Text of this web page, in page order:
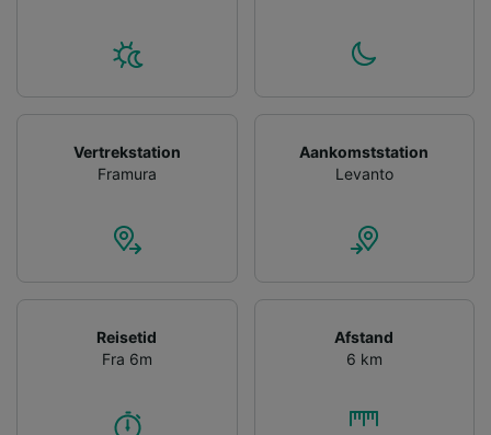
Vertrekstation
Framura
Aankomststation
Levanto
Reisetid
Fra 6m
Afstand
6 km
advertising and content measurement,
audience research and services development.